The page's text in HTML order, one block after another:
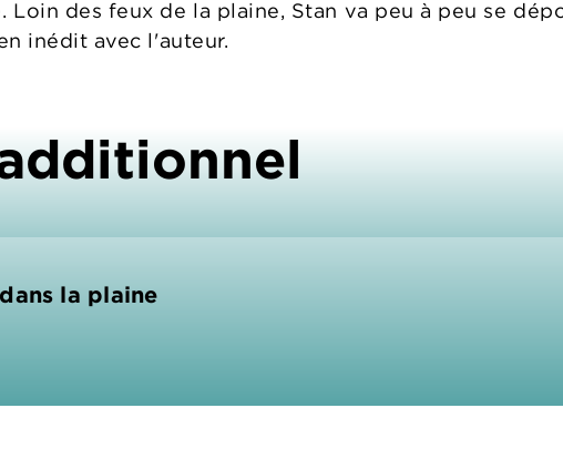
Loin des feux de la plaine, Stan va peu à peu se
inédit avec l'auteur.
la plaine